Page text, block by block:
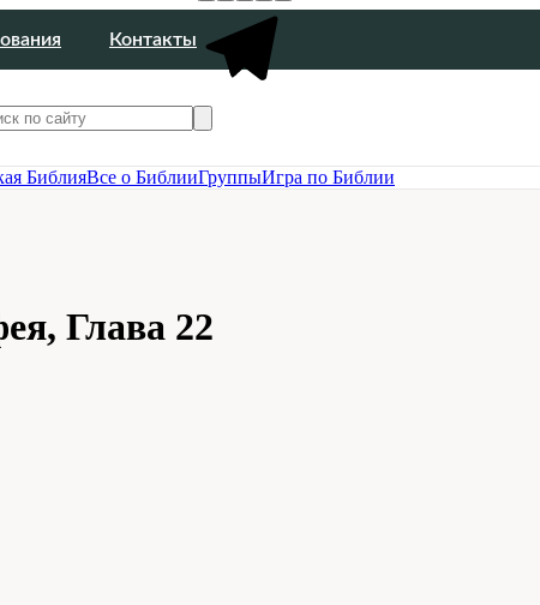
Контакты
БиблияВсе о БиблииГруппыИгра по Библии
Глава 22